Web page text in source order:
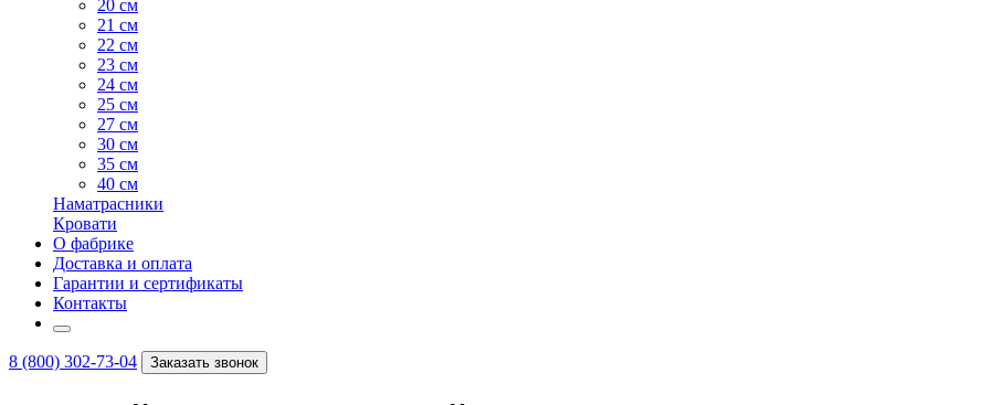
20 см
21 см
22 см
23 см
24 см
25 см
27 см
30 см
35 см
40 см
Наматрасники
Кровати
О фабрике
Доставка и оплата
Гарантии и сертификаты
Контакты
8 (800) 302-73-04 Заказать звонок